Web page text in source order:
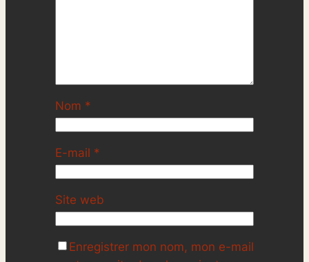
Nom *
E-mail *
Site web
Enregistrer mon nom, mon e-mail